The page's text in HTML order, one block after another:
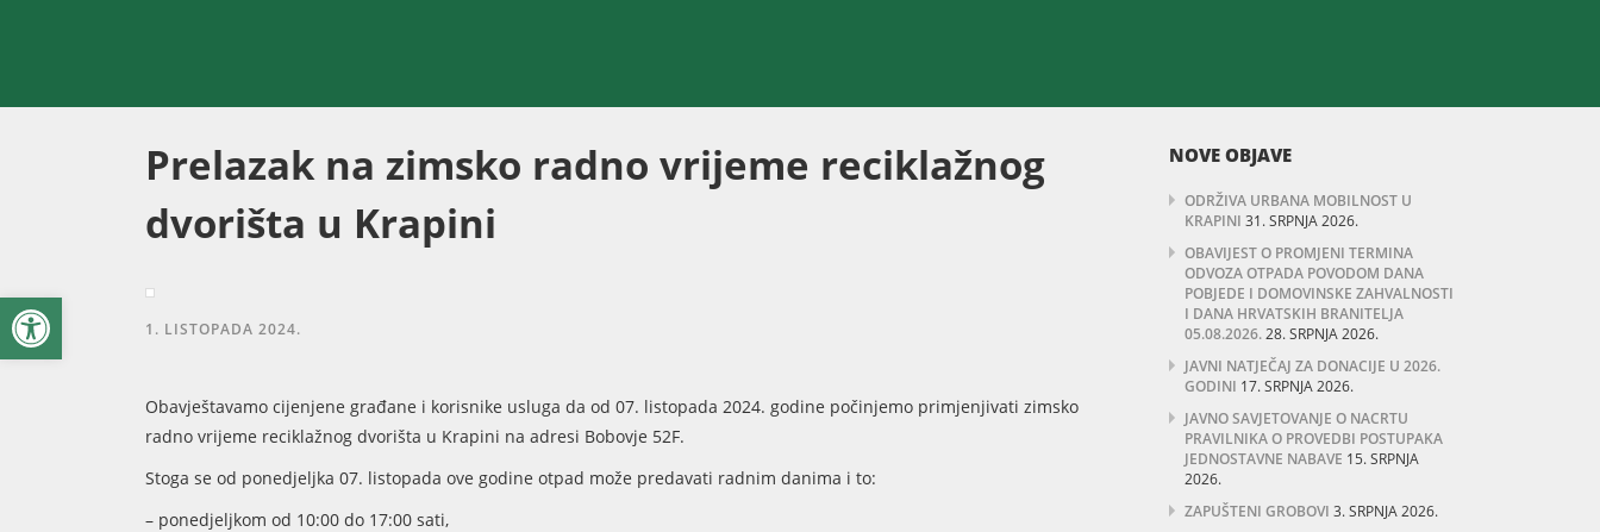
Open toolbar
Prelazak na zimsko radno vrijeme reciklažnog
dvorišta u Krapini
1. LISTOPADA 2024.
Obavještavamo cijenjene građane i korisnike usluga da od 07. listopada 2024. godine počinjemo primjenjivati zimsko
radno vrijeme reciklažnog dvorišta u Krapini na adresi Bobovje 52F.
Stoga se od ponedjeljka 07. listopada ove godine otpad može predavati radnim danima i to:
– ponedjeljkom od 10:00 do 17:00 sati,
NOVE OBJAVE
ODRŽIVA URBANA MOBILNOST U
KRAPINI 31. SRPNJA 2026.
OBAVIJEST O PROMJENI TERMINA
ODVOZA OTPADA POVODOM DANA
POBJEDE I DOMOVINSKE ZAHVALNOSTI
I DANA HRVATSKIH BRANITELJA
05.08.2026.28. SRPNJA 2026.
JAVNI NATJEČAJ ZA DONACIJE U 2026.
GODINI 17. SRPNJA 2026.
JAVNO SAVJETOVANJE O NACRTU
PRAVILNIKA O PROVEDBI POSTUPAKA
JEDNOSTAVNE NABAVE 15. SRPNJA
2026.
ZAPUŠTENI GROBOVI 3. SRPNJA 2026.